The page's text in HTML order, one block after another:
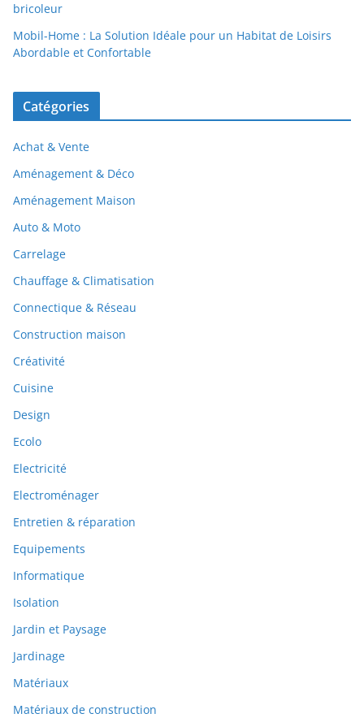
bricoleur
Mobil-Home : La Solution Idéale pour un Habitat de Loisirs
Abordable et Confortable
Catégories
Achat & Vente
Aménagement & Déco
Aménagement Maison
Auto & Moto
Carrelage
Chauffage & Climatisation
Connectique & Réseau
Construction maison
Créativité
Cuisine
Design
Ecolo
Electricité
Electroménager
Entretien & réparation
Equipements
Informatique
Isolation
Jardin et Paysage
Jardinage
Matériaux
Matériaux de construction